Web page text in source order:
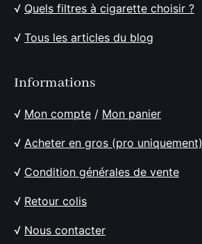
√ Quels filtres à cigarette choisir ?
√ Tous les articles du blog
Informations
√ Mon compte / Mon panier
√ Acheter en gros (pro uniquement)
√ Condition générales de vente
√ Retour colis
√ Nous contacter